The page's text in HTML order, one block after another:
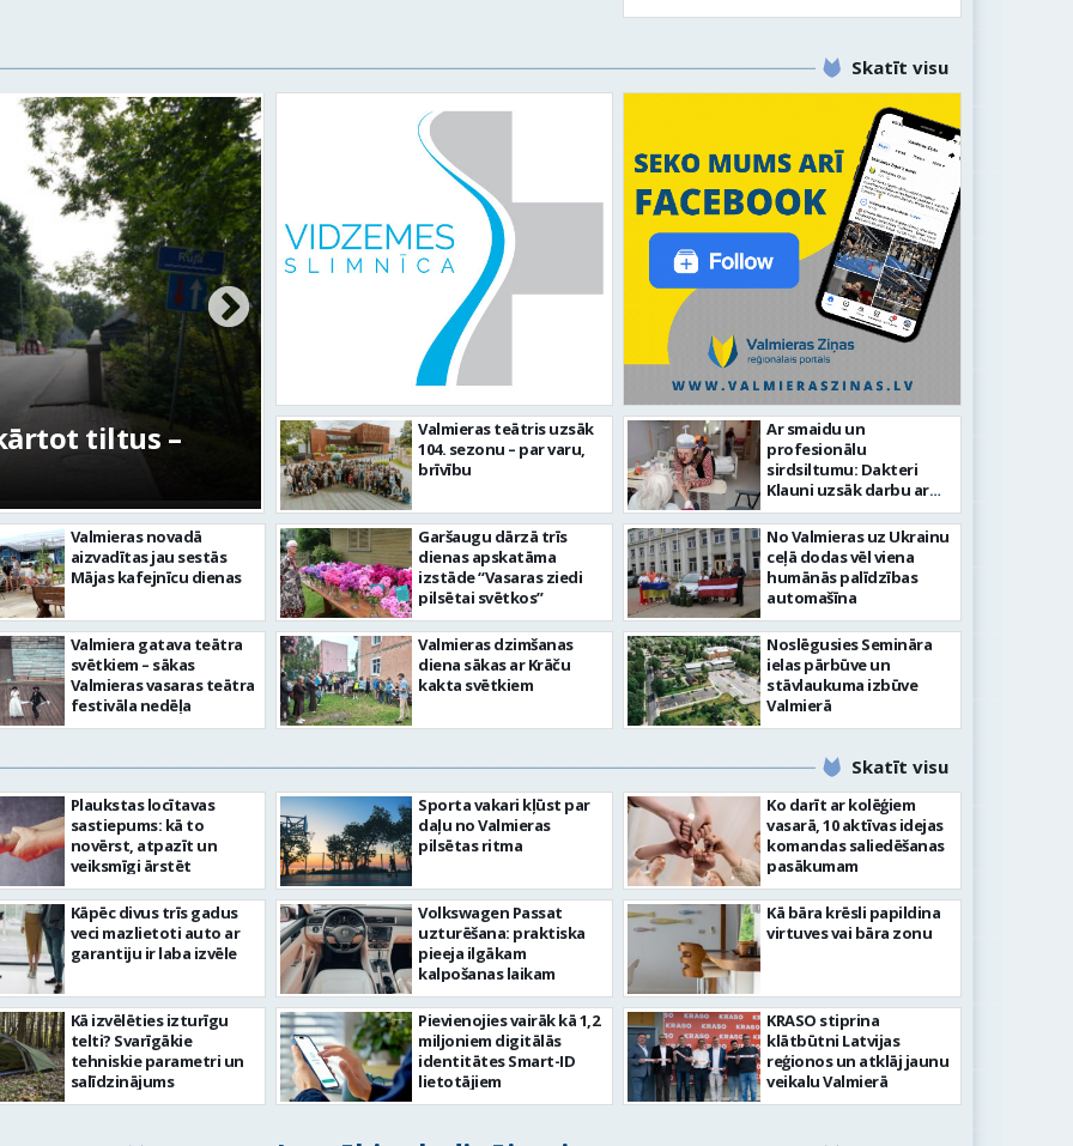
Skatīt visu
tiltus –
No pagaidu teātra līdz laikmetīgās kultūras
centram – kā attīstīsies “Kurtuve”
Valmieras novadā
aizvadītas jau sestās
Mājas kafejnīcu dienas
Valmiera gatava teātra
svētkiem – sākas
Valmieras vasaras teātra
festivāla nedēļa
Valmieras teātris uzsāk
104. sezonu – par varu,
brīvību
Garšaugu dārzā trīs
dienas apskatāma
izstāde “Vasaras ziedi
pilsētai svētkos”
Valmieras dzimšanas
diena sākas ar Krāču
kakta svētkiem
Ar smaidu un
profesionālu
sirdsiltumu: Dakteri
Klauni uzsāk darbu ar
senioriem Vidzemes
slimnīcā
No Valmieras uz Ukrainu
ceļā dodas vēl viena
humānās palīdzības
automašīna
Noslēgusies Semināra
ielas pārbūve un
stāvlaukuma izbūve
Valmierā
Skatīt visu
Plaukstas locītavas
sastiepums: kā to
novērst, atpazīt un
veiksmīgi ārstēt
Kāpēc divus trīs gadus
veci mazlietoti auto ar
garantiju ir laba izvēle
Kā izvēlēties izturīgu
telti? Svarīgākie
tehniskie parametri un
salīdzinājums
Sporta vakari kļūst par
daļu no Valmieras
pilsētas ritma
Volkswagen Passat
uzturēšana: praktiska
pieeja ilgākam
kalpošanas laikam
Pievienojies vairāk kā 1,2
miljoniem digitālās
identitātes Smart-ID
lietotājiem
Ko darīt ar kolēģiem
vasarā, 10 aktīvas idejas
komandas saliedēšanas
pasākumam
Kā bāra krēsli papildina
virtuves vai bāra zonu
KRASO stiprina
klātbūtni Latvijas
reģionos un atklāj jaunu
veikalu Valmierā